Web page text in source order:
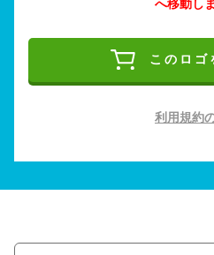
このロゴ
利用規約